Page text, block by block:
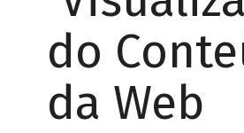
do
da Web